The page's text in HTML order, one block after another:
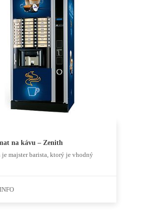
na kávu – Zenith
je majster barista, ktorý je vhodný